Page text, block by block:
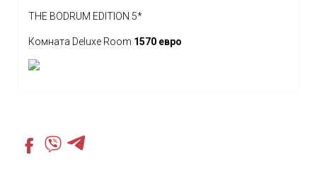
THE BODRUM EDITION 5*
Комната Deluxe Room 1570 евро